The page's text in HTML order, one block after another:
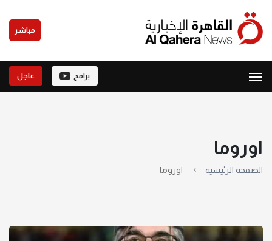
مباشر
برامج عاجل
اوروما
الصفحة الرئيسية اوروما